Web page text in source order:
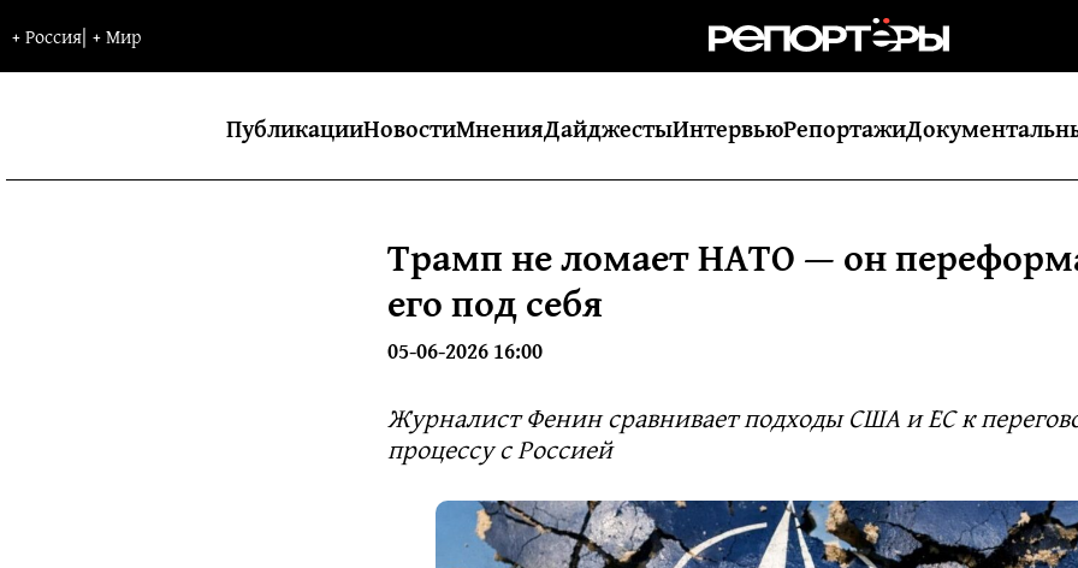
+Россия| +Мир
ПубликацииНовостиМненияДайджестыИнтервьюРепортажи
Трамп не ломает НАТО — он
его под себя
05-06-2026 16:00
Журналист Фенин сравнивает подходы США и ЕС к
процессу с Россией